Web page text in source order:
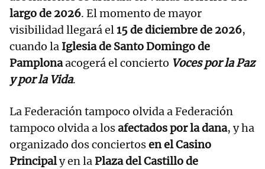
largo de 2026. El momento de mayor
visibilidad llegará el15 de diciembre de 2026,
cuando la Iglesia de Santo Domingo de
Pamplonaacogerá el concierto Voces por la Paz
y por la Vida.
La Federación tampoco olvida a Federación
tampoco olvida a losafectados por la dana, y ha
organizado dos conciertosen el Casino
Principaly en laPlaza del Castillo de